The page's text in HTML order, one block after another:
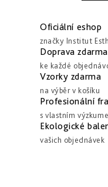
Oficiální eshop
značky Institut
Doprava zdarma
ke každé
Vzorky zdarma
na výběr v košíku
Profesionální
s vlastním
Ekologické
vašich objednávek